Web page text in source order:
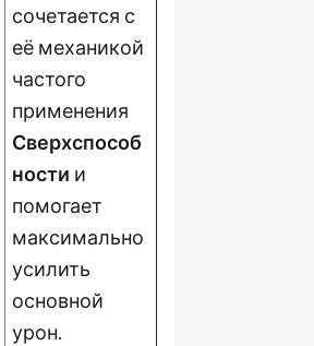
сочетается с
её механикой
частого
применения
Сверхспособ
ности и
помогает
максимально
усилить
основной
урон.